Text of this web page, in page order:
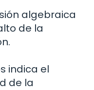
algebraica
de la
indica el
de la